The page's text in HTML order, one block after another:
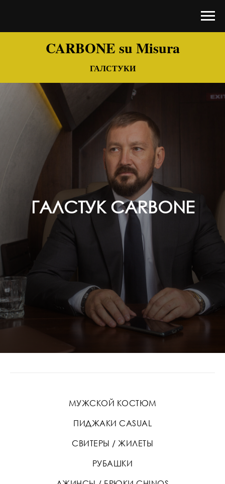
CARBONE su Misura
ГАЛСТУКИ
ГАЛСТУК CARBONE
МУЖСКОЙ КОСТЮМ
ПИДЖАКИ CASUAL
СВИТЕРЫ / ЖИЛЕТЫ
РУБАШКИ